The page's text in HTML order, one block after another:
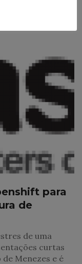
para
de
de uma
curtas
Menezes e é